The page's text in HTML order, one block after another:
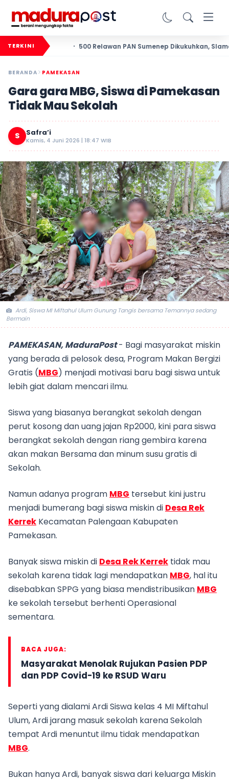
TERKINI 500 Relawan PAN Sumenep Dikukuhkan, Slamet
BERANDA PAMEKASAN
Gara gara MBG, Siswa di Pamekasan
Tidak Mau Sekolah
S Safra’i
Kamis, 4 Juni 2026 | 18:47 WIB
Ardi, Siswa MI Miftahul Ulum Gunung Tangis bersama Temannya sedang
Bermain
PAMEKASAN, MaduraPost- Bagi masyarakat miskin
yang berada di pelosok desa, Program Makan Bergizi
Gratis (MBG) menjadi motivasi baru bagi siswa untuk
lebih giat dalam mencari ilmu.
Siswa yang biasanya berangkat sekolah dengan
perut kosong dan uang jajan Rp2000, kini para siswa
berangkat sekolah dengan riang gembira karena
akan makan Bersama dan minum susu gratis di
Sekolah.
Namun adanya program MBG tersebut kini justru
menjadi bumerang bagi siswa miskin di Desa Rek
Kerrek Kecamatan Palengaan Kabupaten
Pamekasan.
Banyak siswa miskin di Desa Rek Kerrek tidak mau
sekolah karena tidak lagi mendapatkan MBG, hal itu
disebabkan SPPG yang biasa mendistribusikan MBG
ke sekolah tersebut berhenti Operasional
sementara.
BACA JUGA:
Masyarakat Menolak Rujukan Pasien PDP
dan PDP Covid-19 ke RSUD Waru
Seperti yang dialami Ardi Siswa kelas 4 MI Miftahul
Ulum, Ardi jarang masuk sekolah karena Sekolah
tempat Ardi menuntut ilmu tidak mendapatkan
MBG.
Bukan hanya Ardi, banyak siswa dari keluarga Miskin